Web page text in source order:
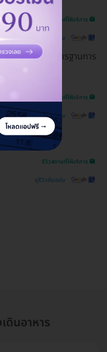
รีวิวสถานที่ให้บริการ 🏥
ดูรีวิวต้นฉบับ
รงพยาบาลมีมาตรฐานการ
รีวิวสถานที่ให้บริการ 🏥
ดูรีวิวต้นฉบับ
รีวิวสถานที่ให้บริการ 🏥
ดูรีวิวต้นฉบับ
ดินอาหาร